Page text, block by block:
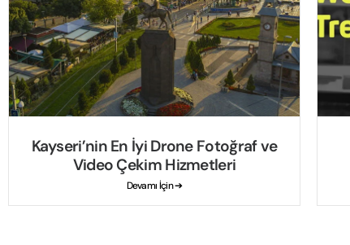
Kayseri’nin En İyi Drone Fotoğraf ve
Video Çekim Hizmetleri
Devamı İçin ➔